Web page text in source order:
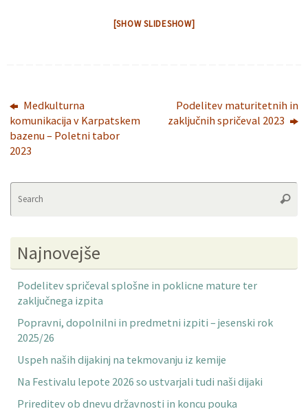
[SHOW SLIDESHOW]
Medkulturna
komunikacija v Karpatskem
bazenu – Poletni tabor
2023
Podelitev maturitetnih in
zaključnih spričeval 2023
Najnovejše
Podelitev spričeval splošne in poklicne mature ter
zaključnega izpita
Popravni, dopolnilni in predmetni izpiti – jesenski rok
2025/26
Uspeh naših dijakinj na tekmovanju iz kemije
Na Festivalu lepote 2026 so ustvarjali tudi naši dijaki
Prireditev ob dnevu državnosti in koncu pouka